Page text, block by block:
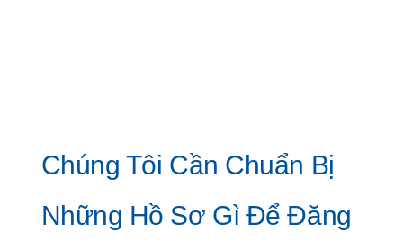
Chúng Tôi Cần Chuẩn Bị
Những Hồ Sơ Gì Để Đăng